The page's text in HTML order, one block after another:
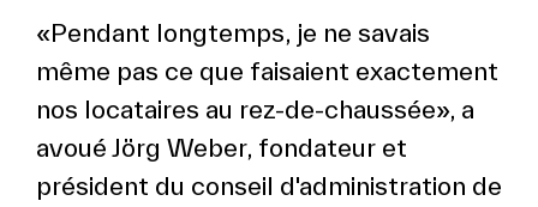
«Pendant longtemps, je ne savais
même pas ce que faisaient exactement
nos locataires au rez-de-chaussée», a
avoué Jörg Weber, fondateur et
président du conseil d'administration de